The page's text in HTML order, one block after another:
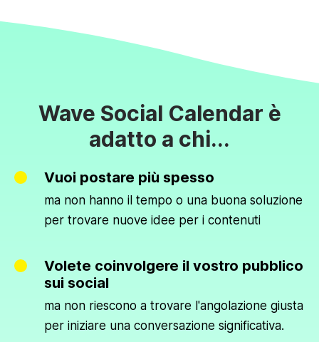
Wave Social Calendar è
adatto a chi...
Vuoi postare più spesso
ma non hanno il tempo o una buona soluzione
per trovare nuove idee per i contenuti
Volete coinvolgere il vostro pubblico
sui social
ma non riescono a trovare l'angolazione giusta
per iniziare una conversazione significativa.